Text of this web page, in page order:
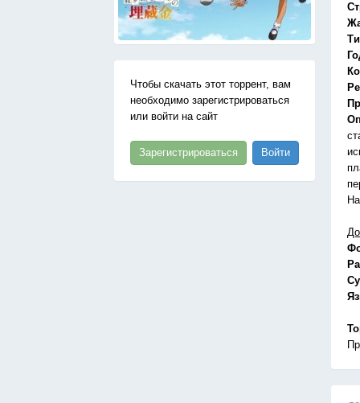
Чтобы скачать этот торрент, вам
необходимо зарегистрироваться
или войти на сайт
Зарегистрироваться Войти